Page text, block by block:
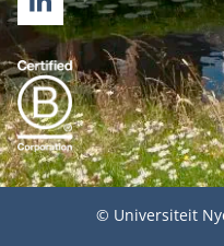
LINKEDIN
© Universiteit